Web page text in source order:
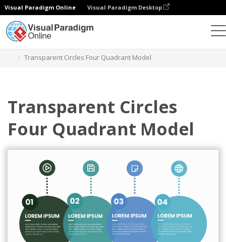
Visual Paradigm Online Visual Paradigm Desktop
Transparent Circles Four Quadrant Model
Transparent Circles
Four Quadrant Model